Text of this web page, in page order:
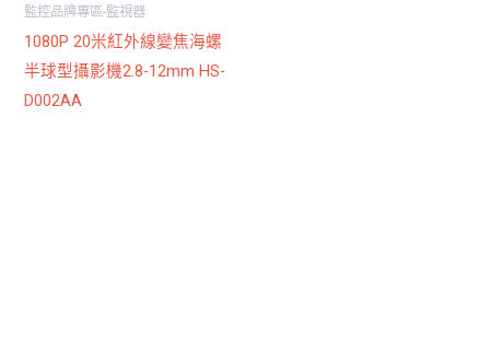
監控品牌專區-監視器
1080P 20米紅外線變焦海螺
半球型攝影機2.8-12mm HS-
D002AA